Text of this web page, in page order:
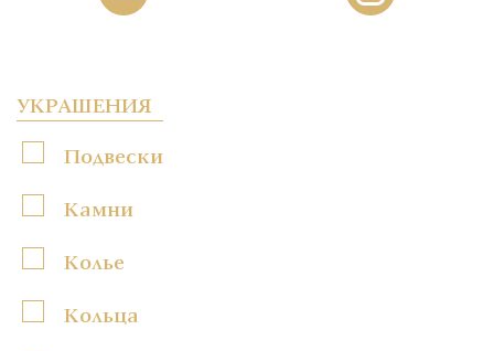
УКРАШЕНИЯ
Подвески
Камни
Колье
Кольца